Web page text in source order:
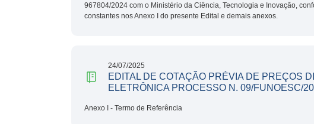
967804/2024 com o Ministério da Ciência, Tecnologia e Inovação,
constantes nos Anexo I do presente Edital e demais anexos.
24/07/2025
EDITAL DE COTAÇÃO PRÉVIA DE PREÇOS
ELETRÔNICA PROCESSO N. 09/FUNOESC/
Anexo I - Termo de Referência